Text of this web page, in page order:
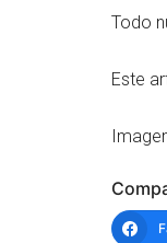
Todo
Este